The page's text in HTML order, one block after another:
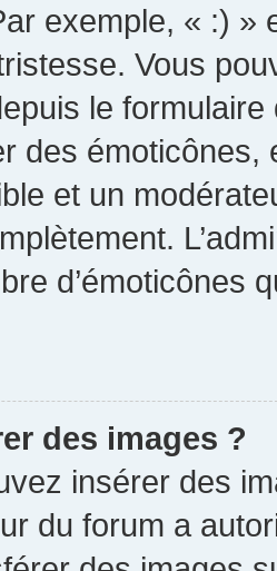
exemple, « :) »
Vous
le
des
et un
d’émoticônes
des images ?
insérer des
du forum a